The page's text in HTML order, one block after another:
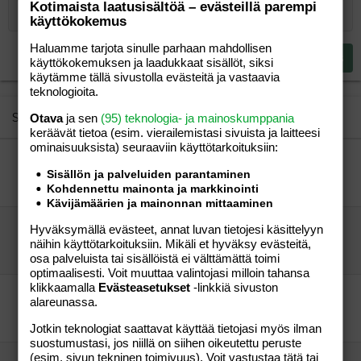
12
18
22
26
Courier New
Georgia
Tahoma
Trebuchet MS
Verdana
Tasaa oikealle
Justify text
Heading 2
Heading 3 Lähetä vastaus
Similar threads
Milk_honey
Perhe-elämä
0
Perhe-elämä
19.04.2012
Milk_honey
Tässäpä kaikille mukava harrastus!
Fullmoon84 Perhe-elämä
0
Perhe-elämä
24.08.2011
Fullmoon84
Tässäpä kaikille mukava harrastus!
Fullmoon84
1
Perhe-elämä
25.08.2011
memmmeli
Kotimaista laatusisältöä – evästeillä parempi
käyttökokemus
Haluamme tarjota sinulle parhaan mahdollisen
käyttökokemuksen ja laadukkaat sisällöt, siksi
käytämme tällä sivustolla evästeitä ja vastaavia
teknologioita.
Otavaja sen (95) teknologia- ja mainoskumppania
keräävät tietoa (esim. vierailemis­tasi sivuista ja laitteesi
ominaisuuk­sista) seuraaviin käyttötarkoituksiin:
Sisällön ja palveluiden parantaminen
Kohdennettu mainonta ja markkinointi
Kävijämäärien ja mainonnan mittaaminen
Hyväksymällä evästeet, annat luvan tietojesi käsittelyyn
näihin käyttötarkoituksiin. Mikäli et hyväksy evästeitä,
osa palveluista tai sisällöistä ei välttämättä toimi
optimaalisesti. Voit muuttaa valintojasi milloin tahansa
klikkaamalla Evästeasetukset -linkkiä sivuston
alareunassa.
Jotkin teknologiat saattavat käyttää tietojasi myös ilman
suostumustasi, jos niillä on siihen oikeutettu peruste
(esim. sivun tekninen toimivuus). Voit vastustaa tätä tai